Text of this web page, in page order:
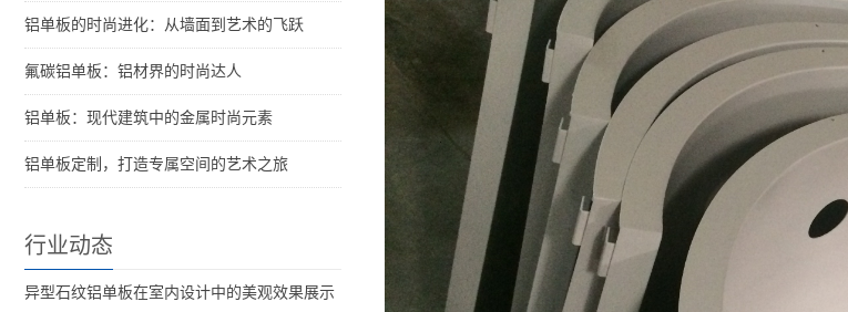
铝单板的时尚进化：从墙面到艺术的飞跃
氟碳铝单板：铝材界的时尚达人
铝单板：现代建筑中的金属时尚元素
铝单板定制，打造专属空间的艺术之旅
行业动态
异型石纹铝单板在室内设计中的美观效果展示